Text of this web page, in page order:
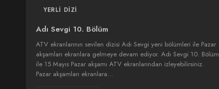
YERLI DIZI
Adı Sevgi 10. Bölüm
ATV ekranlarının sevilen dizisi Adı Sevgi yeni bölümleri ile Pazar
akşamları ekranlara gelmeye devam ediyor. Adı Sevgi 10. Bölüm
ile 15 Mayıs Pazar akşamı ATV ekranlarından izleyebilirsiniz.
Pazar akşamları ekranlara…